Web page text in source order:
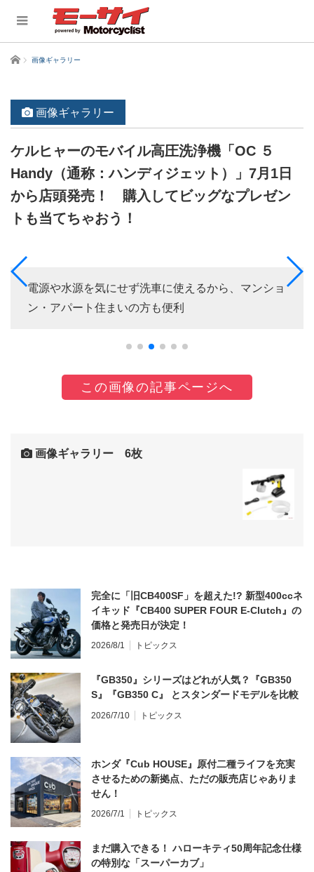
ホーム 画像ギャラリー
画像ギャラリー
ケルヒャーのモバイル高圧洗浄機「OC ５
Handy（通称：ハンディジェット）」7月1日
から店頭発売！ 購入してビッグなプレゼン
トも当てちゃおう！
電源や水源を気にせず洗車に使えるから、マンショ
ン・アパート住まいの方も便利
この画像の記事ページへ
画像ギャラリー 6枚
完全に「旧CB400SF」を超えた!? 新型400ccネ
イキッド『CB400 SUPER FOUR E-Clutch』の
価格と発売日が決定！
2026/8/1 トピックス
『GB350』シリーズはどれが人気？『GB350
S』『GB350 C』 とスタンダードモデルを比較
2026/7/10 トピックス
ホンダ『Cub HOUSE』原付二種ライフを充実
させるための新拠点、ただの販売店じゃありま
せん！
2026/7/1 トピックス
まだ購入できる！ ハローキティ50周年記念仕様
の特別な「スーパーカブ」